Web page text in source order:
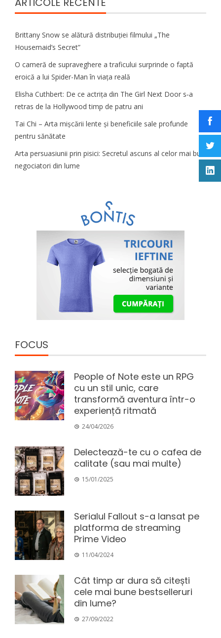
Brittany Snow se alătură distribuției filmului „The
Housemaid’s Secret”
O cameră de supraveghere a traficului surprinde o faptă
eroică a lui Spider-Man în viața reală
Elisha Cuthbert: De ce actrița din The Girl Next Door s‑a
retras de la Hollywood timp de patru ani
Tai Chi – Arta mișcării lente și beneficiile sale profunde
pentru sănătate
Arta persuasiunii prin pisici: Secretul ascuns al celor mai buni
negociatori din lume
FOCUS
People of Note este un RPG
cu un stil unic, care
transformă aventura într-o
experiență ritmată
24/04/2026
Delectează-te cu o cafea de
calitate (sau mai multe)
15/01/2025
Serialul Fallout s-a lansat pe
platforma de streaming
Prime Video
11/04/2024
Cât timp ar dura să citești
cele mai bune bestselleruri
din lume?
27/09/2022